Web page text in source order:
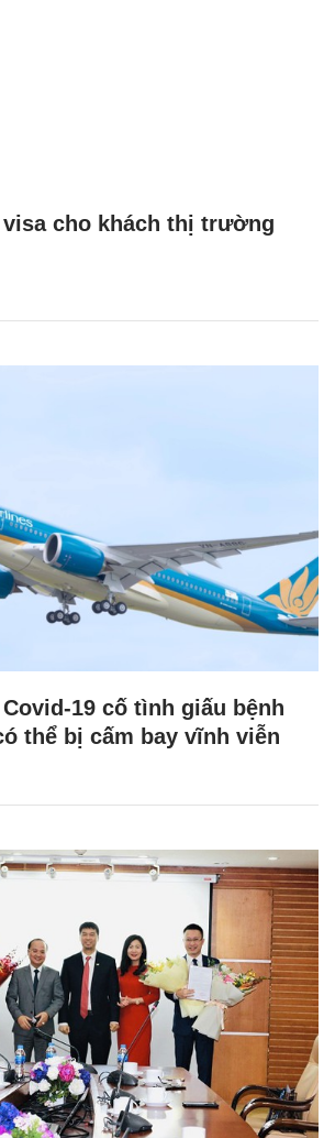
cho khách thị trường
19 cố tình giấu bệnh
thể bị cấm bay vĩnh viễn